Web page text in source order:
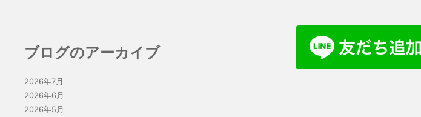
ブログのアーカイブ
2026年7月
2026年6月
2026年5月